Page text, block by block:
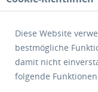
Diese Website
bestmögliche
damit nicht
folgende